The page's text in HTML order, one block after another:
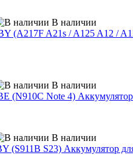
В наличии
В наличии
В наличии
Аккумулятор